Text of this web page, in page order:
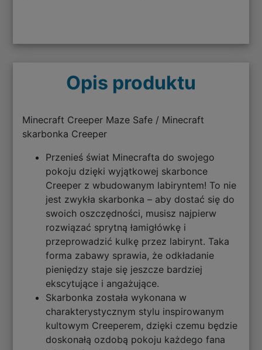
Opis produktu
Minecraft Creeper Maze Safe / Minecraft
skarbonka Creeper
Przenieś świat Minecrafta do swojego
pokoju dzięki wyjątkowej skarbonce
Creeper z wbudowanym labiryntem! To nie
jest zwykła skarbonka – aby dostać się do
swoich oszczędności, musisz najpierw
rozwiązać sprytną łamigłówkę i
przeprowadzić kulkę przez labirynt. Taka
forma zabawy sprawia, że odkładanie
pieniędzy staje się jeszcze bardziej
ekscytujące i angażujące.
Skarbonka została wykonana w
charakterystycznym stylu inspirowanym
kultowym Creeperem, dzięki czemu będzie
doskonałą ozdobą pokoju każdego fana